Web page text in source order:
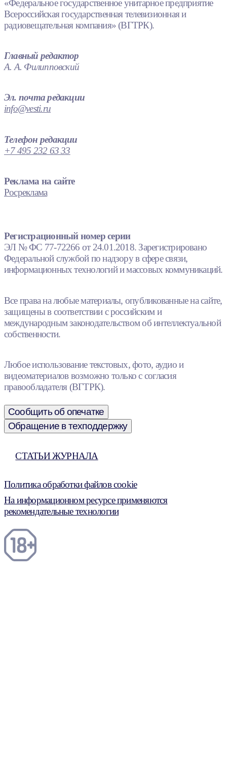
«Федеральное государственное унитарное предприятие
Всероссийская государственная телевизионная и
радиовещательная компания» (ВГТРК).
Главный редактор
А. А. Филипповский
Эл. почта редакции
info@vesti.ru
Телефон редакции
+7 495 232 63 33
Реклама на сайте
Росреклама
Регистрационный номер серии
ЭЛ № ФС 77-72266 от 24.01.2018. Зарегистрировано
Федеральной службой по надзору в сфере связи,
информационных технологий и массовых коммуникаций.
Все права на любые материалы, опубликованные на сайте,
защищены в соответствии с российским и
международным законодательством об интеллектуальной
собственности.
Любое использование текстовых, фото, аудио и
видеоматериалов возможно только с согласия
правообладателя (ВГТРК).
Сообщить об опечатке
Обращение в техподдержку
СТАТЬИ ЖУРНАЛА
Политика обработки файлов cookie
На информационном ресурсе применяются
рекомендательные технологии